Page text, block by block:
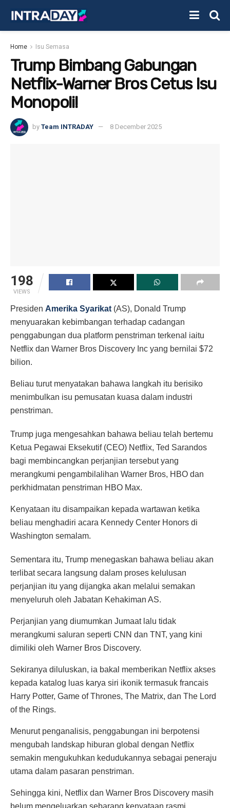
Home Isu Semasa
Trump Bimbang Gabungan
Netflix-Warner Bros Cetus Isu
Monopoli!
by Team INTRADAY 8 December 2025
198
VIEWS
Presiden Amerika Syarikat (AS), Donald Trump
menyuarakan kebimbangan terhadap cadangan
penggabungan dua platform penstriman terkenal iaitu
Netflix dan Warner Bros Discovery Inc yang bernilai $72
bilion.
Beliau turut menyatakan bahawa langkah itu berisiko
menimbulkan isu pemusatan kuasa dalam industri
penstriman.
Trump juga mengesahkan bahawa beliau telah bertemu
Ketua Pegawai Eksekutif (CEO) Netflix, Ted Sarandos
bagi membincangkan perjanjian tersebut yang
merangkumi pengambilalihan Warner Bros, HBO dan
perkhidmatan penstriman HBO Max.
Kenyataan itu disampaikan kepada wartawan ketika
beliau menghadiri acara Kennedy Center Honors di
Washington semalam.
Sementara itu, Trump menegaskan bahawa beliau akan
terlibat secara langsung dalam proses kelulusan
perjanjian itu yang dijangka akan melalui semakan
menyeluruh oleh Jabatan Kehakiman AS.
Perjanjian yang diumumkan Jumaat lalu tidak
merangkumi saluran seperti CNN dan TNT, yang kini
dimiliki oleh Warner Bros Discovery.
Sekiranya diluluskan, ia bakal memberikan Netflix akses
kepada katalog luas karya siri ikonik termasuk francais
Harry Potter, Game of Thrones, The Matrix, dan The Lord
of the Rings.
Menurut penganalisis, penggabungan ini berpotensi
mengubah landskap hiburan global dengan Netflix
semakin mengukuhkan kedudukannya sebagai peneraju
utama dalam pasaran penstriman.
Sehingga kini, Netflix dan Warner Bros Discovery masih
belum mengeluarkan sebarang kenyataan rasmi